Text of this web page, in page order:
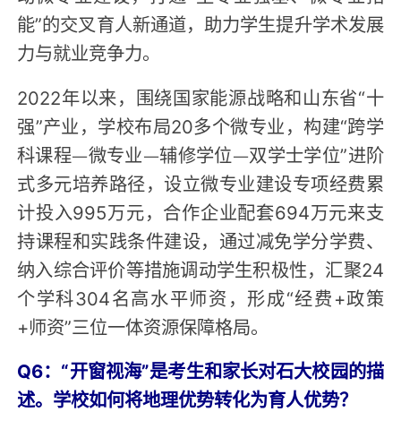
能”的交叉育人新通道，助力学生提升学术发展
力与就业竞争力。
2022年以来，围绕国家能源战略和山东省“十
强”产业，学校布局20多个微专业，构建“跨学
科课程—微专业—辅修学位—双学士学位”进阶
式多元培养路径，设立微专业建设专项经费累
计投入995万元，合作企业配套694万元来支
持课程和实践条件建设，通过减免学分学费、
纳入综合评价等措施调动学生积极性，汇聚24
个学科304名高水平师资，形成“经费+政策
+师资”三位一体资源保障格局。
Q6：“开窗视海”是考生和家长对石大校园的描
述。学校如何将地理优势转化为育人优势？